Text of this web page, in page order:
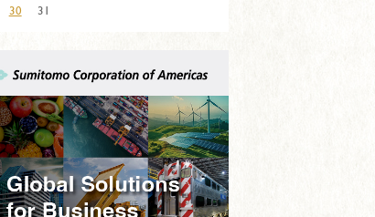
30
31